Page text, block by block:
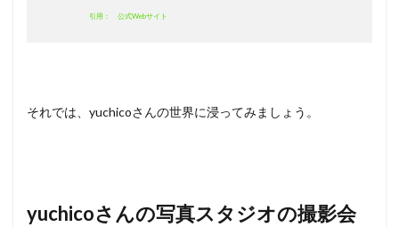
引用： 公式Webサイト
それでは、yuchicoさんの世界に浸ってみましょう。
yuchicoさんの写真スタジオの撮影会